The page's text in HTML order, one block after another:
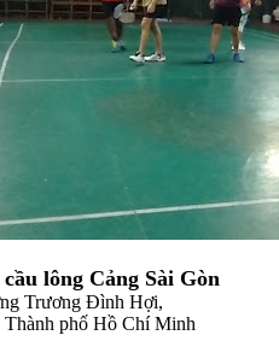
lông Cảng Sài Gòn
Trương Đình Hợi,
Thành phố Hồ Chí Minh